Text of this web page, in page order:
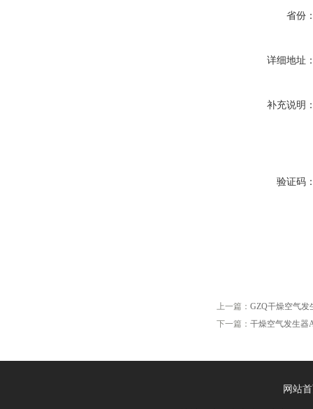
省份
详细地址
补充说明
验证码
上一篇： GZQ干燥空气发
下一篇： 干燥空气发生器
网站